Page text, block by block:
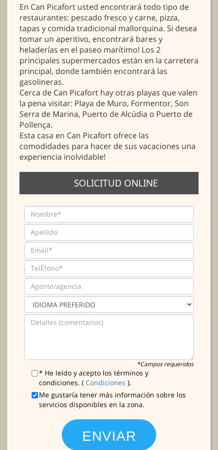
En Can Picafort usted encontrará todo tipo de
restaurantes: pescado fresco y carne, pizza,
tapas y comida tradicional mallorquina. Si desea
tomar un aperitivo, encontrará bares y
heladerías en el paseo marítimo! Los 2
principales supermercados están en la carretera
principal, donde también encontrará las
gasolineras.
Cerca de Can Picafort hay otras playas que valen
la pena visitar: Playa de Muro, Formentor, Son
Serra de Marina, Puerto de Alcúdia o Puerto de
Pollença.
Esta casa en Can Picafort ofrece las
comodidades para hacer de sus vacaciones una
experiencia inolvidable!
SOLICITUD ONLINE
*Campos requeridos
* He leído y acepto los términos y
condiciones. ( Condiciones ).
Me gustaría tener más información sobre los
servicios disponibles en la zona.